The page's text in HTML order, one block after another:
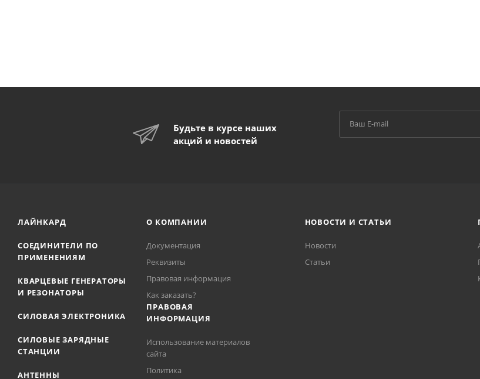
Будьте в курсе наших
акций и новостей
ЛАЙНКАРД
СОЕДИНИТЕЛИ ПО
ПРИМЕНЕНИЯМ
КВАРЦЕВЫЕ ГЕНЕРАТОРЫ
И РЕЗОНАТОРЫ
СИЛОВАЯ ЭЛЕКТРОНИКА
СИЛОВЫЕ ЗАРЯДНЫЕ
СТАНЦИИ
АНТЕННЫ
О КОМПАНИИ
Документация
Реквизиты
Правовая информация
Как заказать?
ПРАВОВАЯ
ИНФОРМАЦИЯ
Использование материалов
сайта
Политика
НОВОСТИ И СТАТЬИ
Новости
Статьи